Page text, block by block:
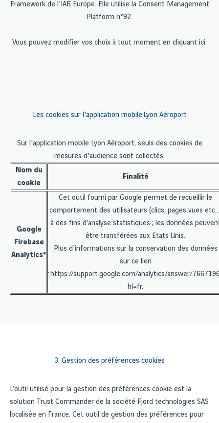
Framework de l'IAB Europe. Elle utilise la Consent Management
Platform n°92.
Vous pouvez modifier vos choix à tout moment en cliquant ici.
Les cookies sur l'application mobile Lyon Aéroport
Sur l'application mobile Lyon Aéroport, seuls des cookies de
mesures d'audience sont collectés.
Nom du
cookie
Finalité
Google
Firebase
Analytics*
Cet outil fourni par Google permet de recueillir le
comportement des utilisateurs (clics, pages vues
à des fins d’analyse statistiques ; les données
être transférées aux Etats Unis.
Plus d'informations sur la conservation des données
sur ce lien
: https://support.google.com/analytics/answer/
hl=fr.
3. Gestion des préférences cookies
L’outil utilisé pour la gestion des préférences cookie est la
solution Trust Commander de la société Fjord technologies SAS
localisée en France. Cet outil de gestion des préférences pour